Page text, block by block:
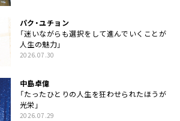
パク・ユチョン
「迷いながらも選択をして進んでいくことが
人生の魅力」
2026.07.30
中島卓偉
「たったひとりの人生を狂わせられたほうが
光栄」
2026.07.29